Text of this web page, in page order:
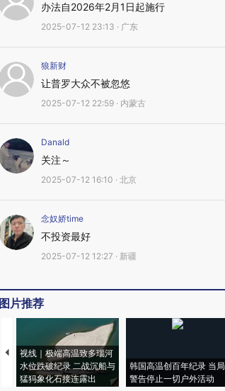
办法自2026年2月1日起施行
2025-07-12 23:13 · 广东
狼新财
让普罗大众不被忽悠
2025-07-12 22:59 · 内蒙古
Danald
关注～
2025-07-12 16:10 · 北京
念奴娇time
不投资最好
2025-07-12 12:27 · 新疆
图片推荐
视线｜极端高温致多瑙河
水位跌破纪录 二战沉船与
猛犸象化石接连露出
韩国高温创百年纪录 当局
警告停止一切户外活动